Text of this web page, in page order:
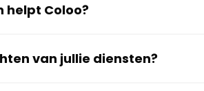
helpt Coloo?
van jullie diensten?